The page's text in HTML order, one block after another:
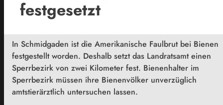
festgesetzt
In Schmidgaden ist die Amerikanische Faulbrut bei Bienen
festgestellt worden. Deshalb setzt das Landratsamt einen
Sperrbezirk von zwei Kilometer fest. Bienenhalter im
Sperrbezirk müssen ihre Bienenvölker unverzüglich
amtstierärztlich untersuchen lassen.